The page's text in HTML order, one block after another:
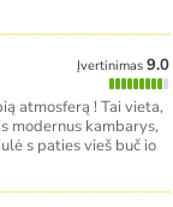
Įvertinimas
9.0
atmosferą ! Tai vieta,
modernus kambarys,
s paties vieš buč io